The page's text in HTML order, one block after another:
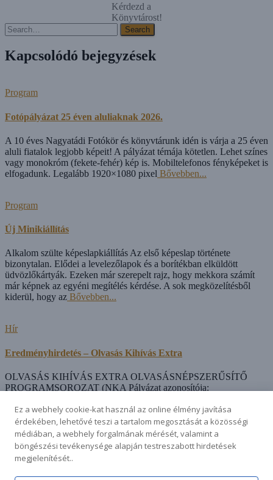
Kérdezd a
Könyvtárost!
Search
Search
Kapcsolódó bejegyzések
Program
Fotópályázat 25 éven aluliaknak 2026.
A 10 éves Nagyatádi Fotókör és könyvtárunk idén is várja a 25 éven
aluli fiatalok legjobb képeit! A pályázat témája kötetlen. Lehet színes
vagy monokróm (fekete-fehér) kép is. Mobiltelefonos fényképeket is
elfogadunk. Legalább 1920×1080 pixel Bővebben...
Program
Új Minikiállítás
Alkalom szülte képeslapkiállítás Az első képeslap története
bizonytalan. Elődei a levelezőlapok és a borítékban elküldött
üdvözlőkártyák. Ezeken már szerepelt rajz, hogy mekkora számít
már képnek az egyéni megítélés kérdése. A sok megközelítésből
kiderül, hogy az Bővebben...
Hír
Eredményhirdetés – Olvasás Kihívás Extra
OLVASÁS KIHÍVÁS EXTRA OLVASÁSNÉPSZERŰSÍTŐ
PROGRAMSOROZAT (NKA Pályázat azonosítója:
márciusa között zajlott Olvasás Kihívás Extra programunk során a
következő személyeket jutalmazzuk ajándékkönyv-csomaggal: A
program ideje alatt a legtöbb könyvetBővebben...
AKTUALITÁSOK
BEMUTATKOZÁS
GYŰJTEMÉNY
Ez a webhely cookie-kat használ az online élmény javítása
érdekében, lehetővé teszi a tartalom megosztását a közösségi
médiában, a webhely forgalmának mérését, valamint a
böngészési tevékenysége alapján testreszabott hirdetések
megjelenítését..